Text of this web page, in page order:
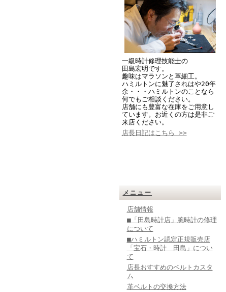
一級時計修理技能士の
田島宏明です。
趣味はマラソンと革細工。
ハミルトンに魅了されはや20年
余・・・ハミルトンのことなら
何でもご相談ください。
店舗にも豊富な在庫をご用意し
ています。お近くの方は是非ご
来店ください。
店長日記はこちら >>
メニュー
店舗情報
■「田島時計店」腕時計の修理
について
■ハミルトン認定正規販売店
「宝石・時計 田島」につい
て
店長おすすめのベルトカスタ
ム
革ベルトの交換方法